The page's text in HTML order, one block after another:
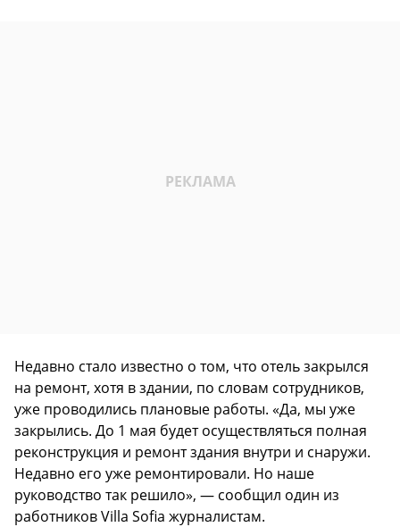
Недавно стало известно о том, что отель закрылся
на ремонт, хотя в здании, по словам сотрудников,
уже проводились плановые работы. «Да, мы уже
закрылись. До 1 мая будет осуществляться полная
реконструкция и ремонт здания внутри и снаружи.
Недавно его уже ремонтировали. Но наше
руководство так решило», — сообщил один из
работников Villa Sofia журналистам.